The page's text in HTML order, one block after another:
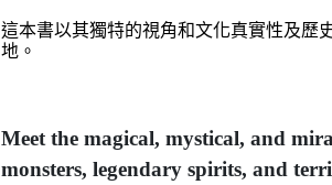
這本書以其獨特的視角和文化真實性及歷
地。
Meet the magical, mystical, and
monsters, legendary spirits, and